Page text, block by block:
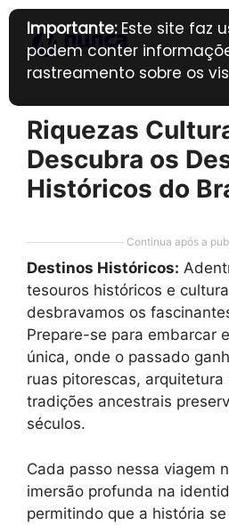
Pular
para
conteúdo
Riquezas
Descubra os
Históricos do
Continua após a
Destinos Históricos:
tesouros históricos e
desbravamos os
Prepare-se para embarcar
única, onde o passado
ruas pitorescas, arquitetura
tradições ancestrais
séculos.
Cada passo nessa viagem
imersão profunda na
permitindo que a história
Importante:Este site faz
podem conter
rastreamento sobre os